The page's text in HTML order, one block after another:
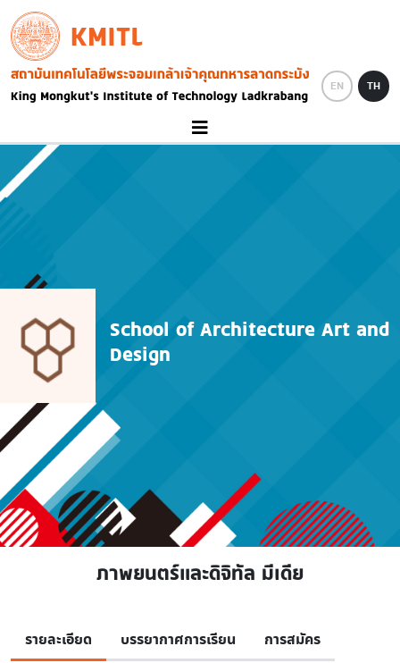
Skip to main content
KMITL
Image
EN TH
School of Architecture Art and
Design
ภาพยนตร์และดิจิทัล มีเดีย
รายละเอียด บรรยากาศการเรียน การสมัคร